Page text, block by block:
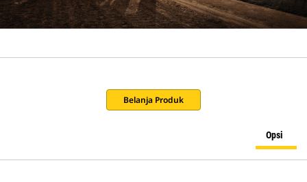
Belanja Produk
Opsi